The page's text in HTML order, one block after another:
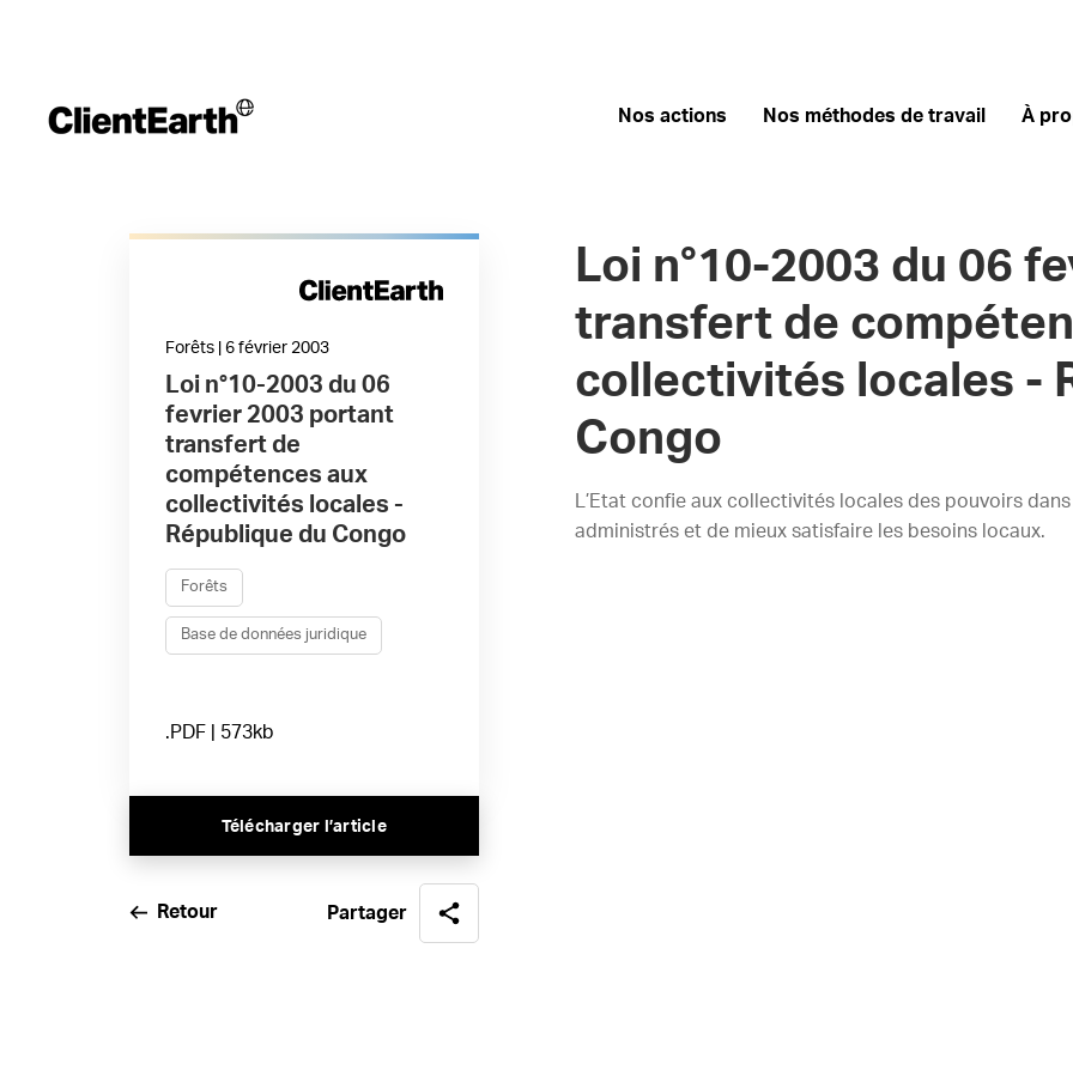
Nos actions Nos méthodes de travail À
Forêts | 6 février 2003
Loi n°10-2003 du 06
fevrier 2003 portant
transfert de
compétences aux
collectivités locales -
République du Congo
Forêts
Base de données juridique
.PDF | 573kb
Télécharger l’article
Retour Partager
Loi n°10-2003 du 06
transfert de
collectivités locales -
Congo
L’Etat confie aux collectivités locales des pouvoirs
administrés et de mieux satisfaire les besoins locaux.